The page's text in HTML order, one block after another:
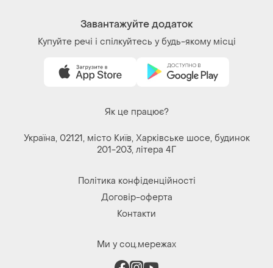
Завантажуйте додаток
Купуйте речі і спілкуйтесь у будь-якому місці
Як це працює?
Україна, 02121, місто Київ, Харківське шосе, будинок
201-203, літера 4Г
Політика конфіденційності
Договір-оферта
Контакти
Ми у соц.мережах